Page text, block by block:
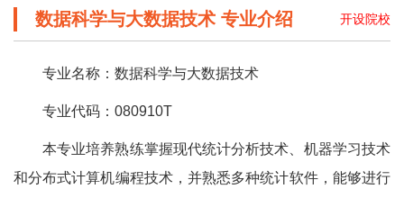
数据科学与大数据技术 专业介绍 开设院校
专业名称：数据科学与大数据技术
专业代码：080910T
本专业培养熟练掌握现代统计分析技术、机器学习技术
和分布式计算机编程技术，并熟悉多种统计软件，能够进行